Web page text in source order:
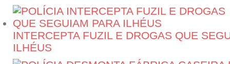
INTERCEPTA FUZIL E DROGAS QUE
ILHÉUS